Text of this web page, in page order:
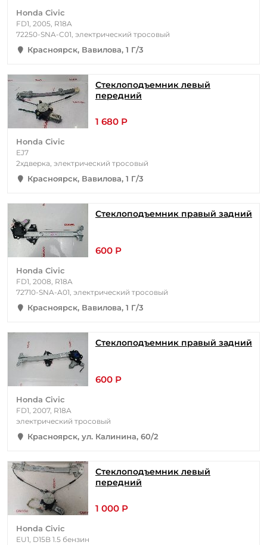
Honda Civic
FD1, 2005, R18A
72250-SNA-C01, электрический тросовый
Красноярск, Вавилова, 1 Г/3
Стеклоподъемник левый
передний
1 680 Р
Honda Civic
EJ7
2хдверка, электрический тросовый
Красноярск, Вавилова, 1 Г/3
Стеклоподъемник правый задний
600 Р
Honda Civic
FD1, 2008, R18A
72710-SNA-A01, электрический тросовый
Красноярск, Вавилова, 1 Г/3
Стеклоподъемник правый задний
600 Р
Honda Civic
FD1, 2007, R18A
электрический тросовый
Красноярск, ул. Калинина, 60/2
Стеклоподъемник левый
передний
1 000 Р
Honda Civic
EU1, D15B 1.5 бензин